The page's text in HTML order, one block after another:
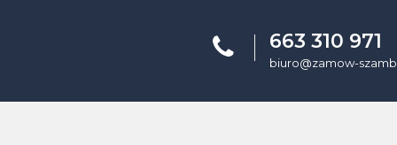
663 310 971
biuro@zamow-